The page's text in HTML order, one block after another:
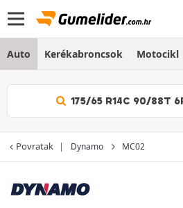
Auto Kerékabroncsok Motocikl
175/65 R14C 90/88T
Povratak Dynamo MC02